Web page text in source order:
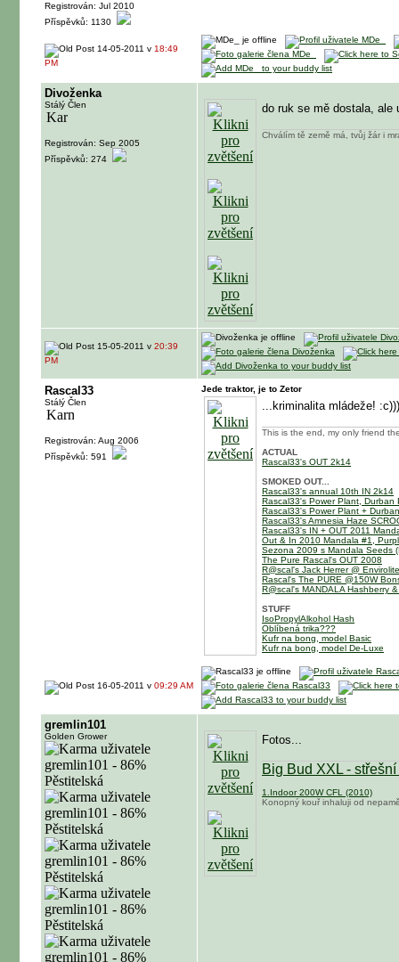
Registrován: Jul 2010
Příspěvků: 1130
14-05-2011 v 18:49
PM
Divoženka
Stálý Člen
Registrován: Sep 2005
Příspěvků: 274
do ruk se mě dostala,
Chválím tě země má, tvůj žár i
15-05-2011 v 20:39
PM
Rascal33
Stálý Člen
Registrován: Aug 2006
Příspěvků: 591
Jede traktor, je to Zetor
...kriminalita mládeže! :c)))
This is the end, my only friend
ACTUAL
Rascal33's OUT 2k14
SMOKED OUT...
Rascal33's annual 10th IN 2k14
Rascal33's Power Plant, Durban
Rascal33's Power Plant +
Rascal33's Amnesia Haze
Rascal33's IN + OUT 2011
Out & In 2010 Mandala #1,
Sezona 2009 s Mandala Seeds
The Pure Rascal's OUT 2008
R@scal's Jack Herrer @
Rascal's The PURE @150W
R@scal's MANDALA Hashberry
STUFF
IsoPropylAlkohol Hash
Oblíbená trika???
Kufr na bong, model Basic
Kufr na bong, model De-Luxe
16-05-2011 v 09:29 AM
gremlin101
Golden Grower Fotos...
Big Bud XXL -
1.Indoor 200W CFL (2010)
Konopný kouř inhaluji od